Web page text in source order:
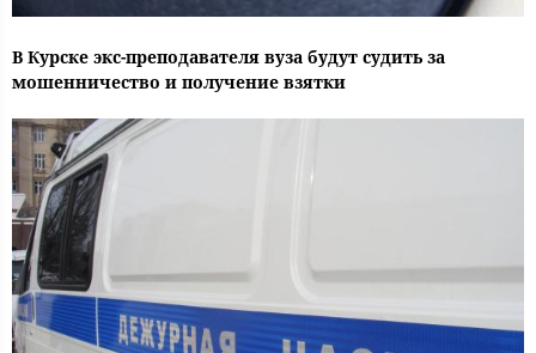
В Курске экс-преподавателя вуза будут судить за
мошенничество и получение взятки